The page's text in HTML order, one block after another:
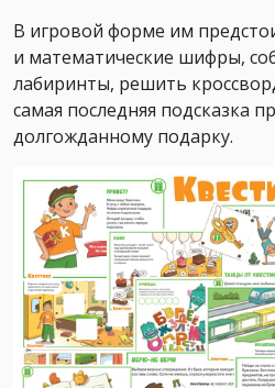
В игровой форме им
и математические шифры,
лабиринты, решить
самая последняя подсказка
долгожданному подарку.